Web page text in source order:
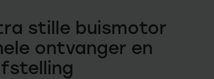
stille buismotor
ontvanger en